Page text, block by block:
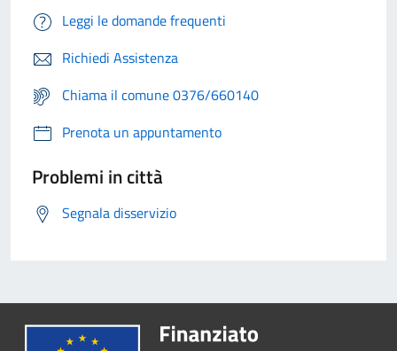
Leggi le domande frequenti
Richiedi Assistenza
Chiama il comune 0376/660140
Prenota un appuntamento
Problemi in città
Segnala disservizio